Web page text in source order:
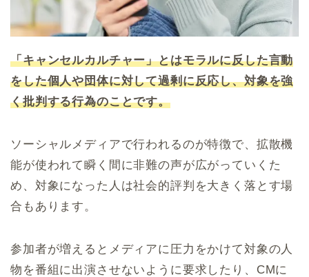
「キャンセルカルチャー」とはモラルに反した言動
をした個人や団体に対して過剰に反応し、対象を強
く批判する行為のことです。
ソーシャルメディアで行われるのが特徴で、拡散機
能が使われて瞬く間に非難の声が広がっていくた
め、対象になった人は社会的評判を大きく落とす場
合もあります。
参加者が増えるとメディアに圧力をかけて対象の人
物を番組に出演させないように要求したり、CMに